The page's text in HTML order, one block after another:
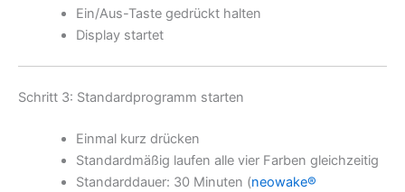
Ein/Aus-Taste gedrückt halten
Display startet
Schritt 3: Standardprogramm starten
Einmal kurz drücken
Standardmäßig laufen alle vier Farben gleichzeitig
Standarddauer: 30 Minuten (neowake®